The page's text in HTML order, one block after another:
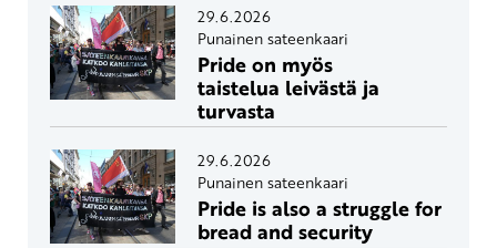
29.6.2026
Punainen sateenkaari
Pride on myös
taistelua leivästä ja
turvasta
29.6.2026
Punainen sateenkaari
Pride is also a struggle for
bread and security